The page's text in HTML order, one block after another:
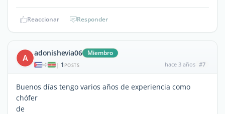
Reaccionar Responder
A adonishevia06 Miembro
| 1 POSTS hace 3 años #7
Buenos días tengo varios años de experiencia como
chófer
de